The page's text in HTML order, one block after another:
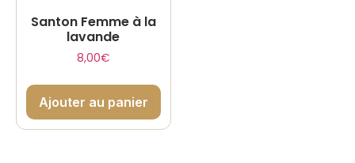
Santon Femme à la
lavande
8,00€
Ajouter au panier